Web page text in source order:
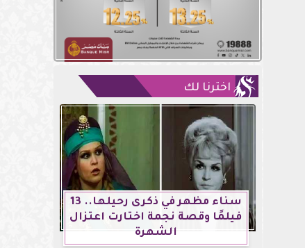
اخترنا لك
سناء مظهر في ذكرى رحيلها.. 13
فيلمًا وقصة نجمة اختارت اعتزال
الشهرة